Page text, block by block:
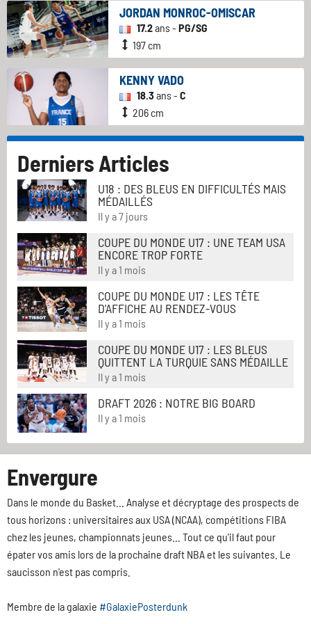
JORDAN MONROC-OMISCAR
17.2ans - PG/SG
197 cm
KENNY VADO
18.3ans - C
206 cm
Derniers Articles
U18 : DES BLEUS EN DIFFICULTÉS MAIS
MÉDAILLÉS
Il y a 7 jours
COUPE DU MONDE U17 : UNE TEAM USA
ENCORE TROP FORTE
Il y a 1 mois
COUPE DU MONDE U17 : LES TÊTE
D'AFFICHE AU RENDEZ-VOUS
Il y a 1 mois
COUPE DU MONDE U17 : LES BLEUS
QUITTENT LA TURQUIE SANS MÉDAILLE
Il y a 1 mois
DRAFT 2026 : NOTRE BIG BOARD
Il y a 1 mois
Envergure
Dans le monde du Basket... Analyse et décryptage des prospects de
tous horizons : universitaires aux USA (NCAA), compétitions FIBA
chez les jeunes, championnats jeunes... Tout ce qu'il faut pour
épater vos amis lors de la prochaine draft NBA et les suivantes. Le
saucisson n'est pas compris.
Membre de la galaxie #GalaxiePosterdunk